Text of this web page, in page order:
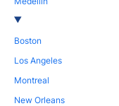
Boston
Los Angeles
Montreal
New Orleans